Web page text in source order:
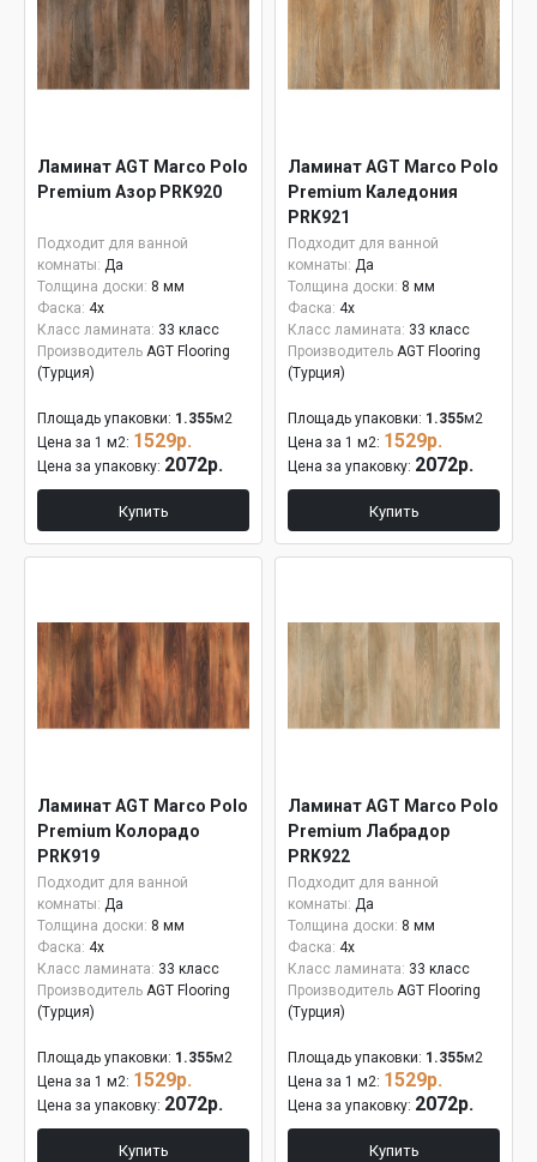
Ламинат AGT Marco Polo
Premium Азор PRK920
Подходит для ванной
комнаты: Да
Толщина доски: 8 мм
Фаска: 4x
Класс ламината: 33 класс
Производитель AGT Flooring
(Турция)
Площадь упаковки: 1.355м2
Цена за 1 м2: 1529р.
Цена за упаковку: 2072р.
Купить
Ламинат AGT Marco Polo
Premium Каледония
PRK921
Подходит для ванной
комнаты: Да
Толщина доски: 8 мм
Фаска: 4x
Класс ламината: 33 класс
Производитель AGT Flooring
(Турция)
Площадь упаковки: 1.355м2
Цена за 1 м2: 1529р.
Цена за упаковку: 2072р.
Купить
Ламинат AGT Marco Polo
Premium Колорадо
PRK919
Подходит для ванной
комнаты: Да
Толщина доски: 8 мм
Фаска: 4x
Класс ламината: 33 класс
Производитель AGT Flooring
(Турция)
Площадь упаковки: 1.355м2
Цена за 1 м2: 1529р.
Цена за упаковку: 2072р.
Купить
Ламинат AGT Marco Polo
Premium Лабрадор
PRK922
Подходит для ванной
комнаты: Да
Толщина доски: 8 мм
Фаска: 4x
Класс ламината: 33 класс
Производитель AGT Flooring
(Турция)
Площадь упаковки: 1.355м2
Цена за 1 м2: 1529р.
Цена за упаковку: 2072р.
Купить